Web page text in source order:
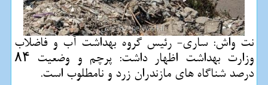
نت واش: ساری- رئیس گروه بهداشت آب و فاضلاب
وزارت بهداشت اظهار داشت: پرچم و وضعیت ۸۴
درصد شناگاه های مازندران زرد و نامطلوب است.